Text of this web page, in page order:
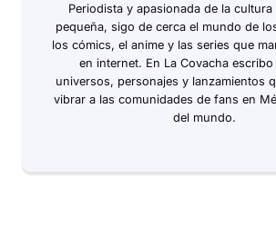
Periodista y apasionada de la cultura
pequeña, sigo de cerca el mundo de
los cómics, el anime y las series que
en internet. En La Covacha
universos, personajes y lanzamientos
vibrar a las comunidades de fans en
del mundo.